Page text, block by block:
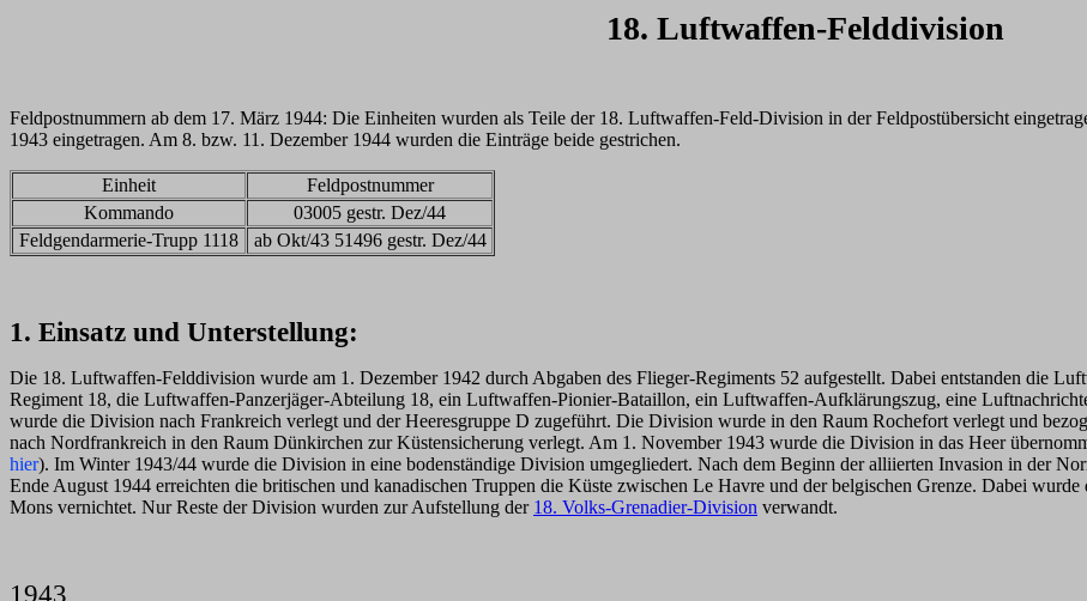
18. Luftwaffen-Felddivision
Feldpostnummern ab dem 17. März 1944: Die Einheiten wurden als Teile der 18. Luftwaffen-Feld-Division in der Feldpostübersicht
1943 eingetragen. Am 8. bzw. 11. Dezember 1944 wurden die Einträge beide gestrichen.
Einheit
Feldpostnummer
Kommando
03005 gestr. Dez/44
Feldgendarmerie-Trupp 1118
ab Okt/43 51496 gestr. Dez/44
1. Einsatz und Unterstellung:
Die 18. Luftwaffen-Felddivision wurde am 1. Dezember 1942 durch Abgaben des Flieger-Regiments 52 aufgestellt. Dabei entstanden die
Regiment 18, die Luftwaffen-Panzerjäger-Abteilung 18, ein Luftwaffen-Pionier-Bataillon, ein Luftwaffen-Aufklärungszug, eine
wurde die Division nach Frankreich verlegt und der Heeresgruppe D zugeführt. Die Division wurde in den Raum Rochefort verlegt und
nach Nordfrankreich in den Raum Dünkirchen zur Küstensicherung verlegt. Am 1. November 1943 wurde die Division in das Heer
hier). Im Winter 1943/44 wurde die Division in eine bodenständige Division umgegliedert. Nach dem Beginn der alliierten Invasion in der
Ende August 1944 erreichten die britischen und kanadischen Truppen die Küste zwischen Le Havre und der belgischen Grenze. Dabei
Mons vernichtet. Nur Reste der Division wurden zur Aufstellung der 18. Volks-Grenadier-Division verwandt.
1943